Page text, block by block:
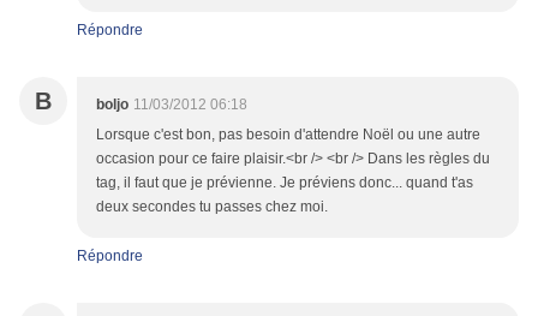
Répondre
B boljo 11/03/2012 06:18
Lorsque c'est bon, pas besoin d'attendre Noël ou une autre
occasion pour ce faire plaisir.<br /> <br /> Dans les règles du
tag, il faut que je prévienne. Je préviens donc... quand t'as
deux secondes tu passes chez moi.
Répondre